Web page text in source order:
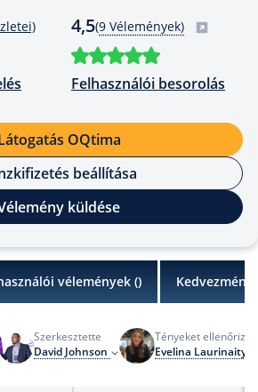
4,5(9 Vélemények)
Felhasználói besorolás
OQtima
beállítása
küldése
vélemények ()
Szerkesztette
David Johnson
Tényeket ellenőrizte
Evelina